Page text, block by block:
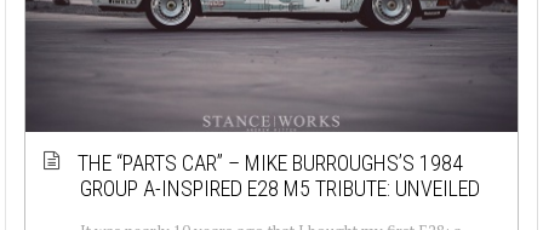
THE “PARTS CAR” – MIKE BURROUGHS’S 1984
GROUP A-INSPIRED E28 M5 TRIBUTE: UNVEILED